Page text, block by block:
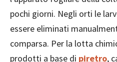
pochi giorni. Negli orti le
essere eliminati
comparsa. Per la lotta
prodotti a base di piretro,